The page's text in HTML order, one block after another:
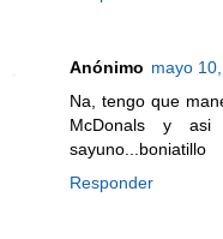
Anónimo mayo
Na, tengo que
McDonals y
sayuno...boniatillo
Responder